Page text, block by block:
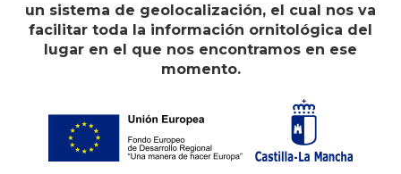
un sistema de geolocalización, el cual nos va
facilitar toda la información ornitológica del
lugar en el que nos encontramos en ese
momento.